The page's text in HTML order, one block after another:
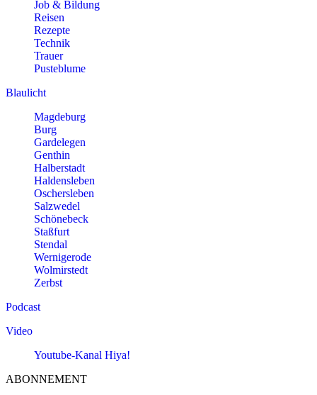
Job & Bildung
Reisen
Rezepte
Technik
Trauer
Pusteblume
Blaulicht
Magdeburg
Burg
Gardelegen
Genthin
Halberstadt
Haldensleben
Oschersleben
Salzwedel
Schönebeck
Staßfurt
Stendal
Wernigerode
Wolmirstedt
Zerbst
Podcast
Video
Youtube-Kanal Hiya!
ABONNEMENT